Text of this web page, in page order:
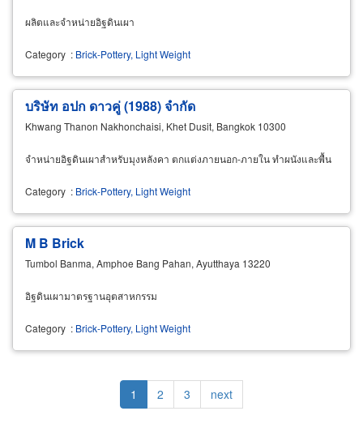
ผลิตและจำหน่ายอิฐดินเผา
Category : Brick-Pottery, Light Weight
บริษัท อปก ดาวคู่ (1988) จำกัด
Khwang Thanon Nakhonchaisi, Khet Dusit, Bangkok 10300
จำหน่ายอิฐดินเผาสำหรับมุงหลังคา ตกแต่งภายนอก-ภายใน ทำผนังและพื้น
Category : Brick-Pottery, Light Weight
M B Brick
Tumbol Banma, Amphoe Bang Pahan, Ayutthaya 13220
อิฐดินเผามาตรฐานอุตสาหกรรม
Category : Brick-Pottery, Light Weight
Current
page
1 Page
2 Page
3
Next
page
next